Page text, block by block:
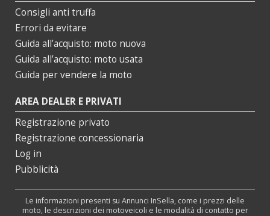
Consigli anti truffa
Errori da evitare
Guida all’acquisto: moto nuova
Guida all’acquisto: moto usata
Guida per vendere la moto
AREA DEALER E PRIVATI
Registrazione privato
Registrazione concessionaria
Log in
Pubblicità
Le informazioni presenti su Annunci InSella, come i prezzi delle
moto, le descrizioni dei motoveicoli e le modalità di contatto per